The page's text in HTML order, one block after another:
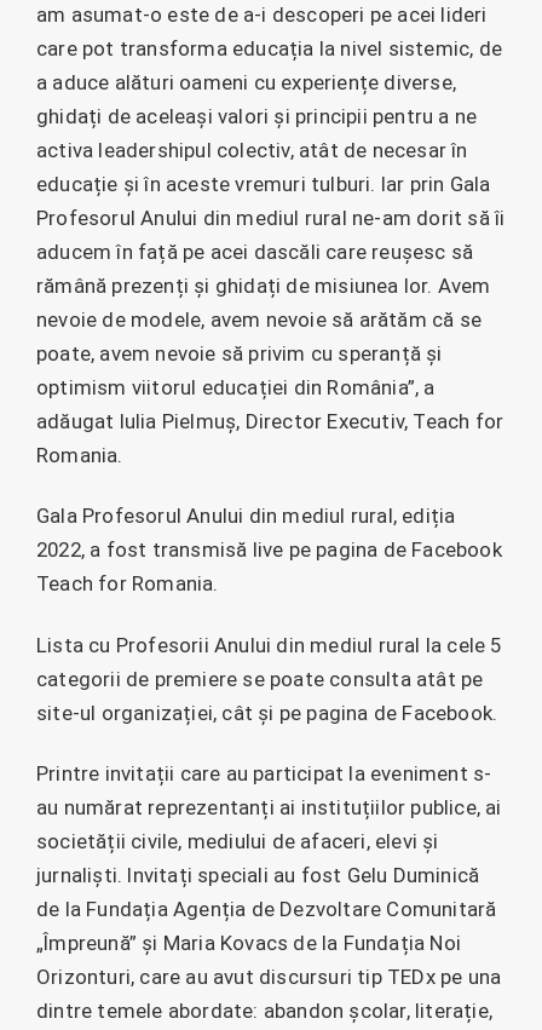
am asumat-o este de a-i descoperi pe acei lideri
care pot transforma educația la nivel sistemic, de
a aduce alături oameni cu experiențe diverse,
ghidați de aceleași valori și principii pentru a ne
activa leadershipul colectiv, atât de necesar în
educație și în aceste vremuri tulburi. Iar prin Gala
Profesorul Anului din mediul rural ne-am dorit să îi
aducem în față pe acei dascăli care reușesc să
rămână prezenți și ghidați de misiunea lor. Avem
nevoie de modele, avem nevoie să arătăm că se
poate, avem nevoie să privim cu speranță și
optimism viitorul educației din România”, a
adăugat Iulia Pielmuș, Director Executiv, Teach for
Romania.
Gala Profesorul Anului din mediul rural, ediția
2022, a fost transmisă live pe pagina de Facebook
Teach for Romania.
Lista cu Profesorii Anului din mediul rural la cele 5
categorii de premiere se poate consulta atât pe
site-ul organizației, cât și pe pagina de Facebook.
Printre invitații care au participat la eveniment s-
au numărat reprezentanți ai instituțiilor publice, ai
societății civile, mediului de afaceri, elevi și
jurnaliști. Invitați speciali au fost Gelu Duminică
de la Fundația Agenția de Dezvoltare Comunitară
„Împreună” și Maria Kovacs de la Fundația Noi
Orizonturi, care au avut discursuri tip TEDx pe una
dintre temele abordate: abandon școlar, literație,